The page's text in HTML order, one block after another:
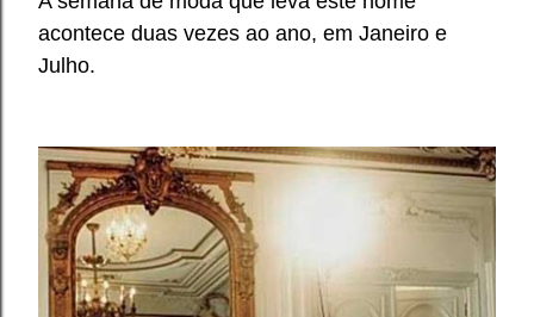
acontece duas vezes ao ano, em Janeiro e
Julho.